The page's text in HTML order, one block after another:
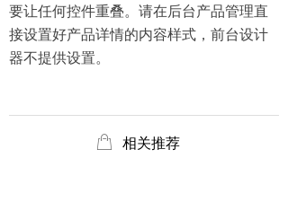
要让任何控件重叠。请在后台产品管理直
接设置好产品详情的内容样式，前台设计
器不提供设置。
ꂆ 相关推荐